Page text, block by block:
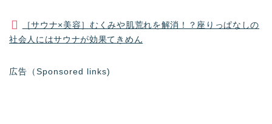
［サウナ×美容］むくみや肌荒れを解消！？座りっぱなしの
社会人にはサウナが効果てきめん
広告（Sponsored links)